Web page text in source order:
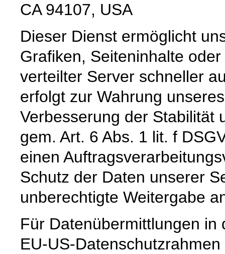
CA 94107, USA
Dieser Dienst ermöglicht
Grafiken, Seiteninhalte
verteilter Server schneller
erfolgt zur Wahrung
Verbesserung der Stabilität
gem. Art. 6 Abs. 1 lit. f
einen
Schutz der Daten unserer
unberechtigte Weitergabe
Für Datenübermittlungen in
EU-US-